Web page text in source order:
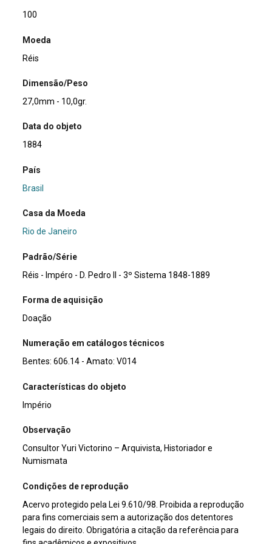
100
Moeda
Réis
Dimensão/Peso
27,0mm - 10,0gr.
Data do objeto
1884
País
Brasil
Casa da Moeda
Rio de Janeiro
Padrão/Série
Réis - Impéro - D. Pedro II - 3º Sistema 1848-1889
Forma de aquisição
Doação
Numeração em catálogos técnicos
Bentes: 606.14 - Amato: V014
Características do objeto
Império
Observação
Consultor Yuri Victorino – Arquivista, Historiador e
Numismata
Condições de reprodução
Acervo protegido pela Lei 9.610/98. Proibida a reprodução
para fins comerciais sem a autorização dos detentores
legais do direito. Obrigatória a citação da referência para